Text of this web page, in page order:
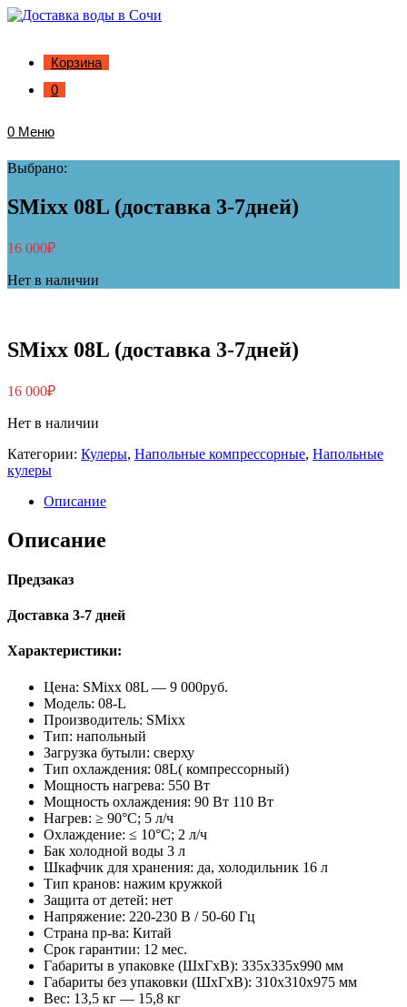
Корзина
0
0 Меню
Выбрано:
SMixx 08L (доставка 3-7дней)
16 000₽
Нет в наличии
SMixx 08L (доставка 3-7дней)
16 000₽
Нет в наличии
Категории: Кулеры, Напольные компрессорные, Напольные
кулеры
Описание
Описание
Предзаказ
Доставка 3-7 дней
Характеристики:
Цена: SMixx 08L — 9 000руб.
Модель: 08-L
Производитель: SMixx
Тип: напольный
Загрузка бутыли: сверху
Тип охлаждения: 08L( компрессорный)
Мощность нагрева: 550 Вт
Мощность охлаждения: 90 Вт 110 Вт
Нагрев: ≥ 90°С; 5 л/ч
Охлаждение: ≤ 10°С; 2 л/ч
Бак холодной воды 3 л
Шкафчик для хранения: да, холодильник 16 л
Тип кранов: нажим кружкой
Защита от детей: нет
Напряжение: 220-230 В / 50-60 Гц
Страна пр-ва: Китай
Срок гарантии: 12 мес.
Габариты в упаковке (ШxГxВ): 335х335х990 мм
Габариты без упаковки (ШxГxВ): 310х310х975 мм
Вес: 13,5 кг — 15,8 кг